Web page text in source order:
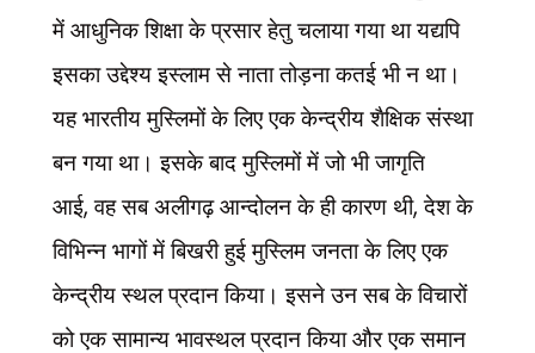
में आधुनिक शिक्षा के प्रसार हेतु चलाया गया था यद्यपि
इसका उद्देश्य इस्लाम से नाता तोड़ना कतई भी न था।
यह भारतीय मुस्लिमों के लिए एक केन्द्रीय शैक्षिक संस्था
बन गया था। इसके बाद मुस्लिमों में जो भी जागृति
आई,वह सब अलीगढ़ आन्दोलन के ही कारण थी,देश के
विभिन्न भागों में बिखरी हुई मुस्लिम जनता के लिए एक
केन्द्रीय स्थल प्रदान किया। इसने उन सब के विचारों
को एक सामान्य भावस्थल प्रदान किया और एक समान